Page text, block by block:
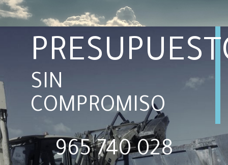
SIN
COMPROMISO
965 740 028